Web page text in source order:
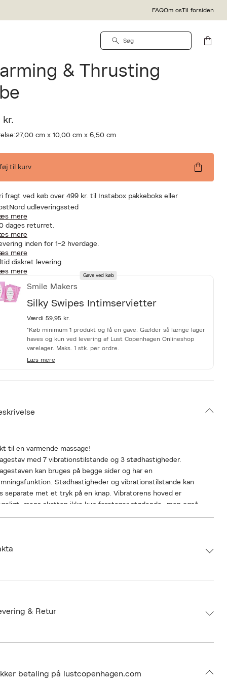
FAQOm osTil forsiden
Wand
& Thrusting
kr.
27,00 cm x 10,00 cm x 6,50 cm
til kurv
fragt ved køb over 499 kr. til Instabox pakkeboks eller
udleveringssted
mere
dages returret.
mere
inden for 1-2 hverdage.
mere
diskret levering.
mere
Gave ved køb
Smile Makers
Silky Swipes Intimservietter
Værdi 59,95 kr.
*Køb minimum 1 produkt og få en gave. Gælder så længe lager
haves og kun ved levering af Lust Copenhagen Onlineshop
varelager. Maks. 1 stk. per ordre.
Læs mere
til en varmende massage!
med 7 vibrationstilstande og 3 stødhastigheder.
kan bruges på begge sider og har en
Stødhastigheder og vibrationstilstande kan
separate met et tryk på en knap. Vibratorens hoved er
mens skatten ikke kun foretager stødende- men også
bevægelser. Perfekt til en detaljeret massage i let spændte
længde 27cm, massagehoved Ø 3,6cm. Silikone med PU-
27,00 cm x 10,00 cm x 6,50 cm
0008
& Retur
betaling på lustcopenhagen.com